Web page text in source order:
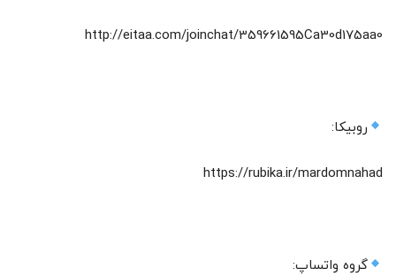
http://eitaa.com/joinchat/359661595Ca30d175aa0
روبیکا:
https://rubika.ir/mardomnahad
گروه واتساپ: